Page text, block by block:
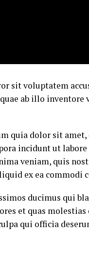
sit voluptatem
ab illo inventore
quia dolor sit
incidunt ut
veniam, quis
ex ea commodi
ducimus qui
et quas molestias
qui officia